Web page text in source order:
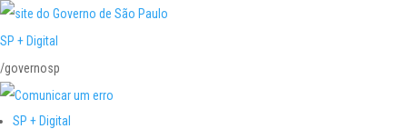
SP + Digital
/governosp
SP + Digital